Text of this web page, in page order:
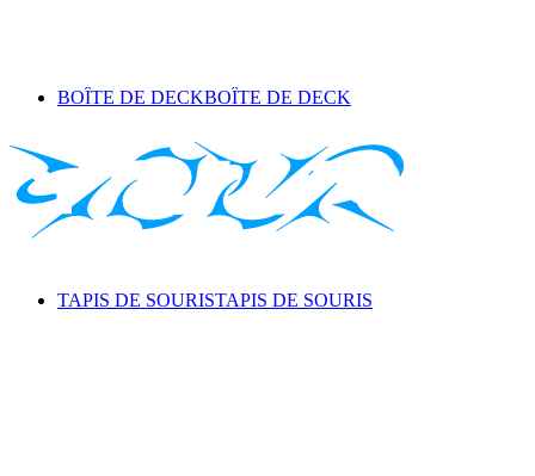
BOÎTE DE DECKBOÎTE DE DECK
TAPIS DE SOURISTAPIS DE SOURIS